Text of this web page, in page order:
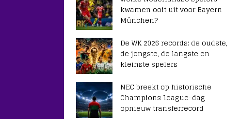
kwamen ooit uit voor Bayern
München?
De WK 2026 records: de oudste,
de jongste, de langste en
kleinste spelers
NEC breekt op historische
Champions League-dag
opnieuw transferrecord